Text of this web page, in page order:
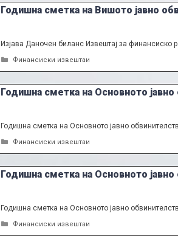
Годишна сметка на Вишото јавно
Изјава Даночен биланс Извештај за финансиско
Categories
Финансиски извештаи
Годишна сметка на Основното
Годишна сметка на Основното јавно
Categories
Финансиски извештаи
Годишна сметка на Основното
Годишна сметка на Основното јавно
Categories
Финансиски извештаи